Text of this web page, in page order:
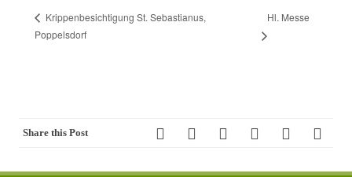
Krippenbesichtigung St. Sebastianus,
Poppelsdorf
Hl. Messe
Share this Post